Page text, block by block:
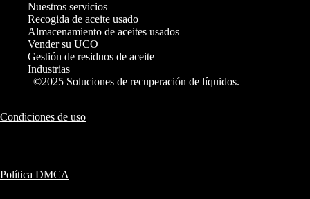
Nuestros servicios
Recogida de aceite usado
Almacenamiento de aceites usados
Vender su UCO
Gestión de residuos de aceite
Industrias
©2025 Soluciones de recuperación de líquidos.
Condiciones de uso
Política DMCA